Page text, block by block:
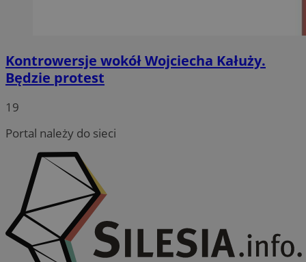
Kontrowersje wokół Wojciecha Kałuży.
Będzie protest
19
Portal należy do sieci